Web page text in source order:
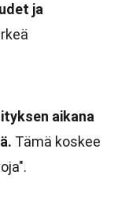
ja
aikana
Tämä koskee